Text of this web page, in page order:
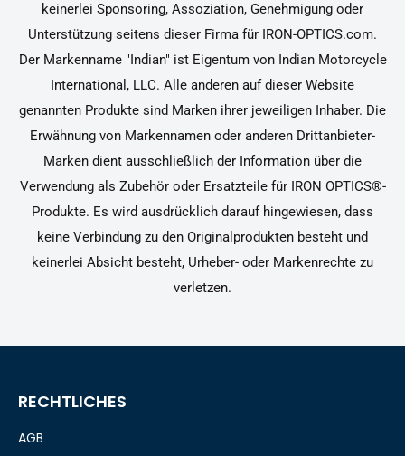
keinerlei Sponsoring, Assoziation, Genehmigung oder
Unterstützung seitens dieser Firma für IRON-OPTICS.com.
Der Markenname "Indian" ist Eigentum von Indian Motorcycle
International, LLC. Alle anderen auf dieser Website
genannten Produkte sind Marken ihrer jeweiligen Inhaber. Die
Erwähnung von Markennamen oder anderen Drittanbieter-
Marken dient ausschließlich der Information über die
Verwendung als Zubehör oder Ersatzteile für IRON OPTICS®-
Produkte. Es wird ausdrücklich darauf hingewiesen, dass
keine Verbindung zu den Originalprodukten besteht und
keinerlei Absicht besteht, Urheber- oder Markenrechte zu
verletzen.
RECHTLICHES
AGB